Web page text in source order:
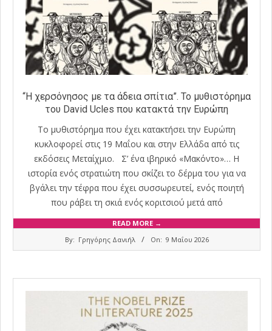
“Η χερσόνησος με τα άδεια σπίτια”. Το μυθιστόρημα
του David Ucles που κατακτά την Ευρώπη
Το μυθιστόρημα που έχει κατακτήσει την Ευρώπη
κυκλοφορεί στις 19 Μαΐου και στην Ελλάδα από τις
εκδόσεις Μεταίχμιο. Σ’ ένα ιβηρικό «Μακόντο»… Η
ιστορία ενός στρατιώτη που σκίζει το δέρμα του για να
βγάλει την τέφρα που έχει συσσωρευτεί, ενός ποιητή
που ράβει τη σκιά ενός κοριτσιού μετά από
READ MORE →
By: Γρηγόρης Δανιήλ On: 9 Μαΐου 2026